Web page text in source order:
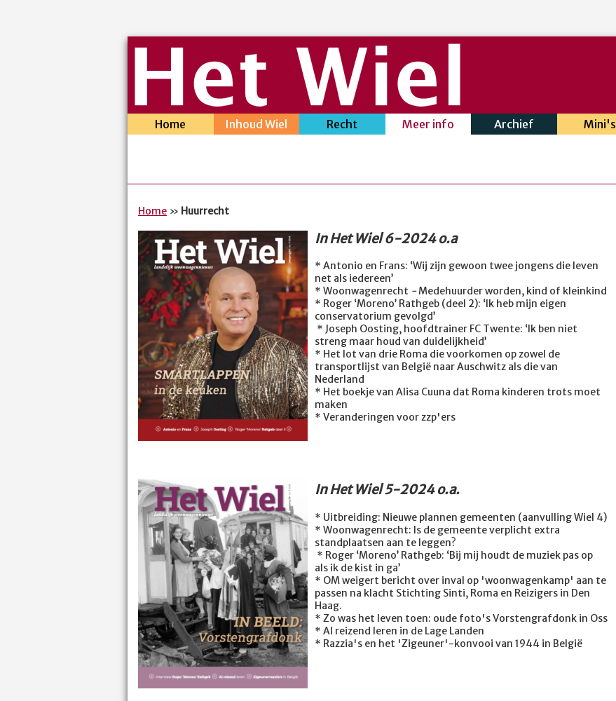
Home Inhoud Wiel Recht Meer info Archief Mini's
Home » Huurrecht
In Het Wiel 6-2024 o.a
* Antonio en Frans: ‘Wij zijn gewoon twee jongens die leven
net als iedereen’
* Woonwagenrecht -Medehuurder worden, kind of kleinkind
* Roger ‘Moreno’ Rathgeb (deel 2): ‘Ik heb mijn eigen
conservatorium gevolgd’
* Joseph Oosting, hoofdtrainer FC Twente: ‘Ik ben niet
streng maar houd van duidelijkheid’
* Het lot van drie Roma die voorkomen op zowel de
transportlijst van België naar Auschwitz als die van
Nederland
* Het boekje van Alisa Cuuna dat Roma kinderen trots moet
maken
* Veranderingen voor zzp'ers
In Het Wiel 5-2024 o.a.
* Uitbreiding: Nieuwe plannen gemeenten (aanvulling Wiel 4)
* Woonwagenrecht: Is de gemeente verplicht extra
standplaatsen aan te leggen?
* Roger ‘Moreno’ Rathgeb: ‘Bij mij houdt de muziek pas op
als ik de kist in ga’
* OM weigert bericht over inval op 'woonwagenkamp' aan te
passen na klacht Stichting Sinti, Roma en Reizigers in Den
Haag.
* Zo was het leven toen: oude foto's Vorstengrafdonk in Oss
* Al reizend leren in de Lage Landen
* Razzia's en het 'Zigeuner'-konvooi van 1944 in België